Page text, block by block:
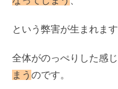
という弊害が生まれます
全体がのっぺりした感じ
まう のです。